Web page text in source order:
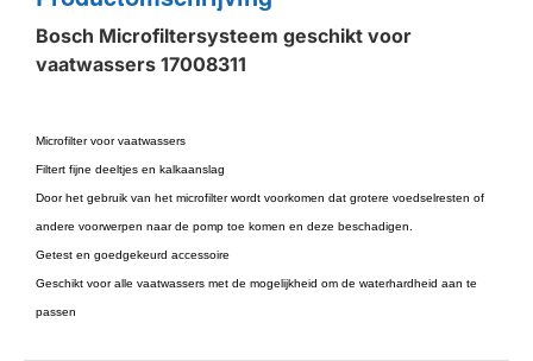
Bosch Microfiltersysteem geschikt voor
vaatwassers 17008311
Microfilter voor vaatwassers
Filtert fijne deeltjes en kalkaanslag
Door het gebruik van het microfilter wordt voorkomen dat grotere voedselresten of
andere voorwerpen naar de pomp toe komen en deze beschadigen.
Getest en goedgekeurd accessoire
Geschikt voor alle vaatwassers met de mogelijkheid om de waterhardheid aan te
passen